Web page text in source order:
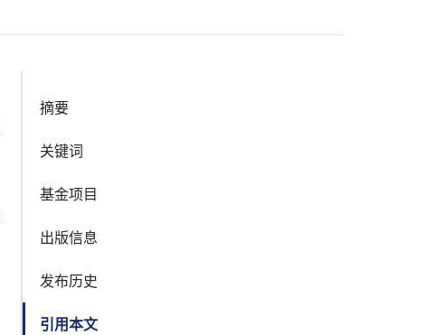
摘要
关键词
基金项目
出版信息
发布历史
引用本文